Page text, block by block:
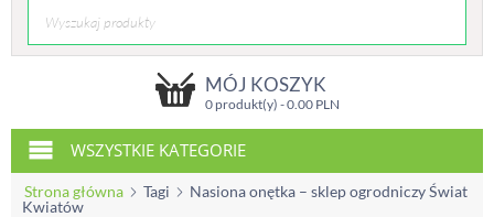
MÓJ KOSZYK
0 produkt(y) -0.00PLN
WSZYSTKIE KATEGORIE
Strona główna Tagi
Nasiona onętka – sklep ogrodniczy Świat
Kwiatów